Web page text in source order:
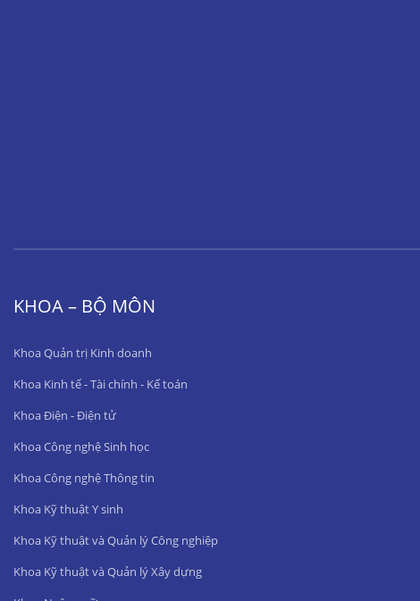
KHOA – BỘ MÔN
Khoa Quản trị Kinh doanh
Khoa Kinh tế - Tài chính - Kế toán
Khoa Điện - Điện tử
Khoa Công nghệ Sinh học
Khoa Công nghệ Thông tin
Khoa Kỹ thuật Y sinh
Khoa Kỹ thuật và Quản lý Công nghiệp
Khoa Kỹ thuật và Quản lý Xây dựng